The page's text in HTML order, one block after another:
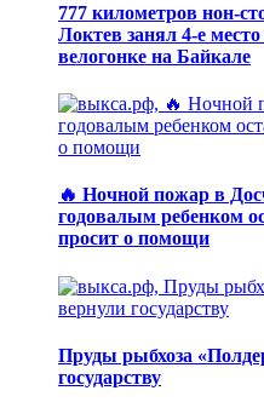
777 километров нон-
Локтев занял 4-е
велогонке на Байкале
🔥 Ночной пожар в
годовалым ребенком
просит о помощи
Пруды рыбхоза
государству